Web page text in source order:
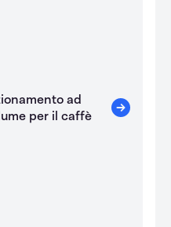
ad
per il caffè